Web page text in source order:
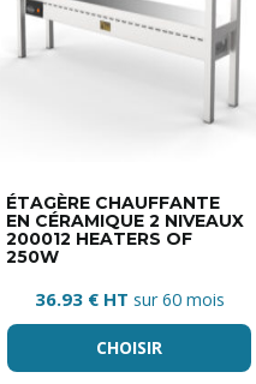
ÉTAGÈRE CHAUFFANTE
EN CÉRAMIQUE 2 NIVEAUX
200012 HEATERS OF
250W
36.93 € HT sur 60 mois
CHOISIR